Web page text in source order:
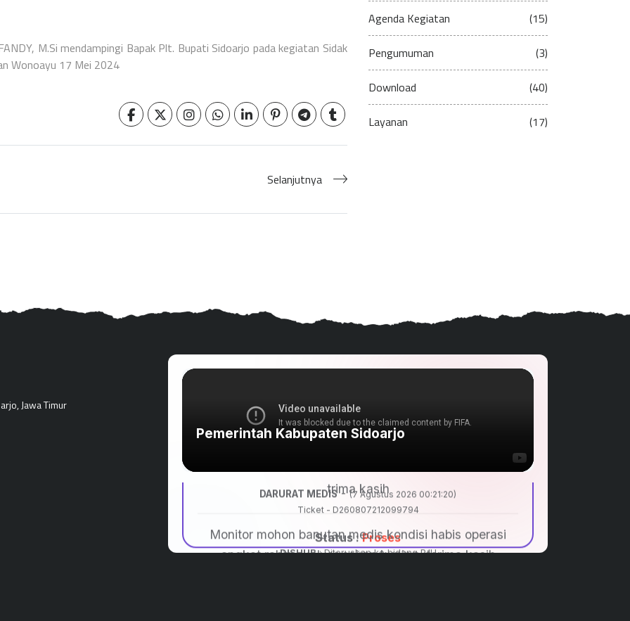
M.Si mendampingi Bapak Plt. Bupati Sidoarjo pada kegiatan Sidak
Wonoayu 17 Mei 2024
Selanjutnya
Agenda Kegiatan (15)
Pengumuman (3)
Download (40)
Layanan (17)
Jawa Timur